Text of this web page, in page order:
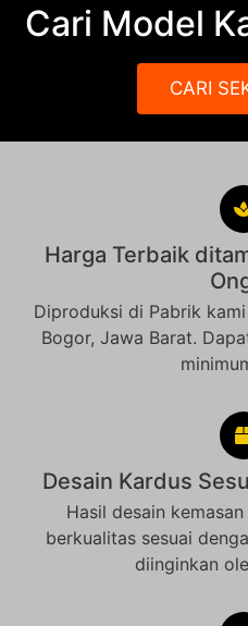
Cari Model
CARI
Harga Terbaik
Diproduksi di Pabrik
Bogor, Jawa Barat.
Desain Kardus
Hasil desain
berkualitas sesuai
diinginkan